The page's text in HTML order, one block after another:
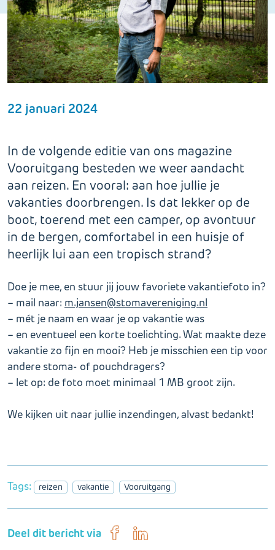
22 januari 2024
In de volgende editie van ons magazine
Vooruitgang besteden we weer aandacht
aan reizen. En vooral: aan hoe jullie je
vakanties doorbrengen. Is dat lekker op de
boot, toerend met een camper, op avontuur
in de bergen, comfortabel in een huisje of
heerlijk lui aan een tropisch strand?
Doe je mee, en stuur jij jouw favoriete vakantiefoto in?
– mail naar: m.jansen@stomavereniging.nl
– mét je naam en waar je op vakantie was
– en eventueel een korte toelichting. Wat maakte deze
vakantie zo fijn en mooi? Heb je misschien een tip voor
andere stoma- of pouchdragers?
– let op: de foto moet minimaal 1 MB groot zijn.
We kijken uit naar jullie inzendingen, alvast bedankt!
Tags: reizen vakantie Vooruitgang
Deel dit bericht via